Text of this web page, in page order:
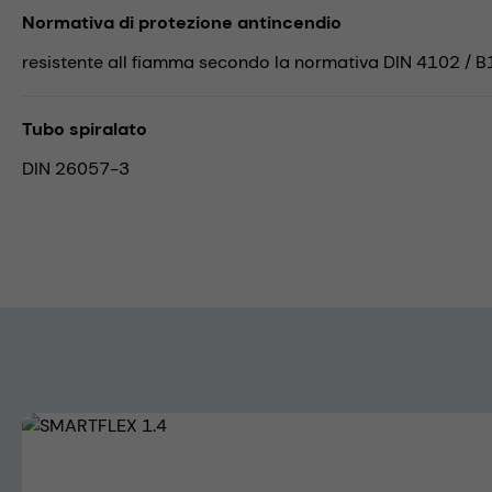
Normativa di protezione antincendio
resistente all fiamma secondo la normativa DIN 4102 /
Tubo spiralato
DIN 26057-3
Skip image gallery